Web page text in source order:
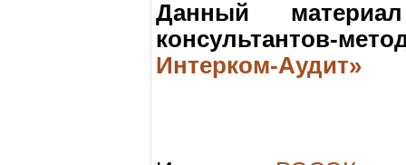
Данный
консультантов-
Интерком-Аудит»